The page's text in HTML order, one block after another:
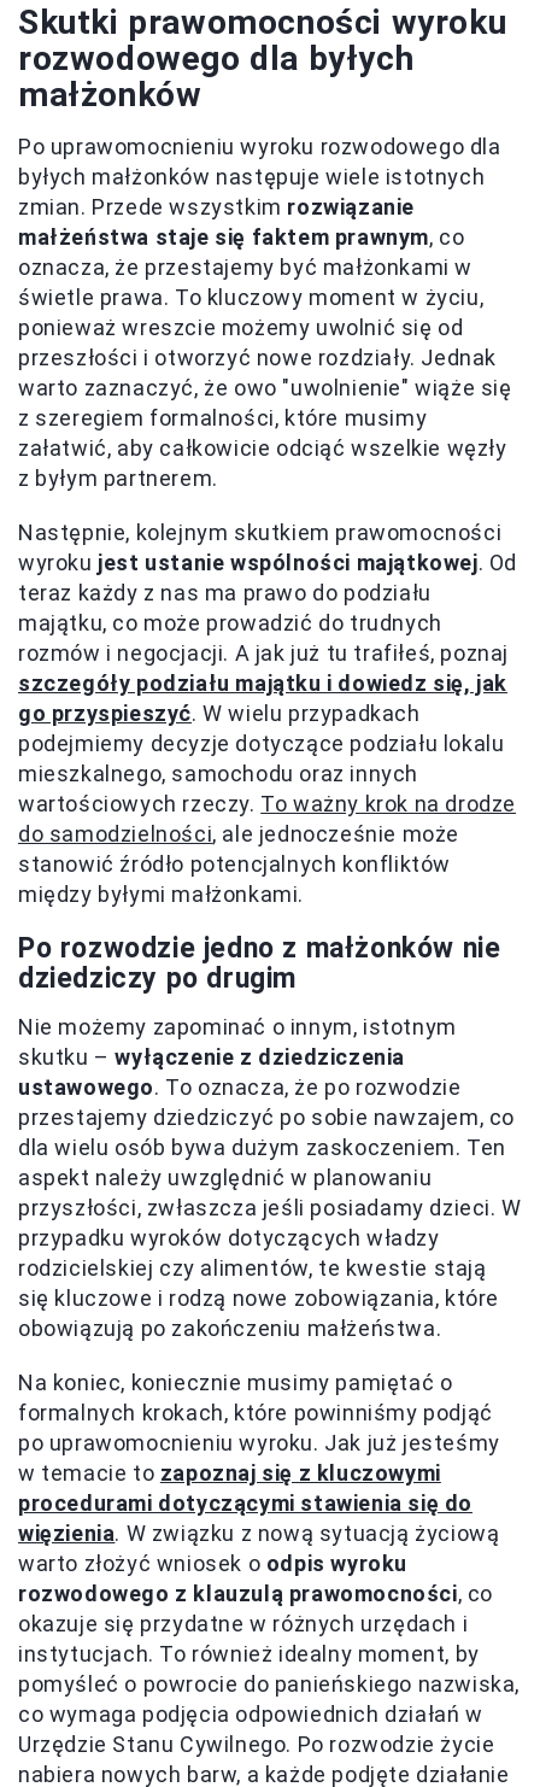
Skutki prawomocności wyroku
rozwodowego dla byłych
małżonków
Po uprawomocnieniu wyroku rozwodowego dla
byłych małżonków następuje wiele istotnych
zmian. Przede wszystkim rozwiązanie
małżeństwa staje się faktem prawnym, co
oznacza, że przestajemy być małżonkami w
świetle prawa. To kluczowy moment w życiu,
ponieważ wreszcie możemy uwolnić się od
przeszłości i otworzyć nowe rozdziały. Jednak
warto zaznaczyć, że owo "uwolnienie" wiąże się
z szeregiem formalności, które musimy
załatwić, aby całkowicie odciąć wszelkie węzły
z byłym partnerem.
Następnie, kolejnym skutkiem prawomocności
wyroku jest ustanie wspólności majątkowej. Od
teraz każdy z nas ma prawo do podziału
majątku, co może prowadzić do trudnych
rozmów i negocjacji. A jak już tu trafiłeś, poznaj
szczegóły podziału majątku i dowiedz się, jak
go przyspieszyć. W wielu przypadkach
podejmiemy decyzje dotyczące podziału lokalu
mieszkalnego, samochodu oraz innych
wartościowych rzeczy. To ważny krok na drodze
do samodzielności, ale jednocześnie może
stanowić źródło potencjalnych konfliktów
między byłymi małżonkami.
Po rozwodzie jedno z małżonków nie
dziedziczy po drugim
Nie możemy zapominać o innym, istotnym
skutku –wyłączenie z dziedziczenia
ustawowego. To oznacza, że po rozwodzie
przestajemy dziedziczyć po sobie nawzajem, co
dla wielu osób bywa dużym zaskoczeniem. Ten
aspekt należy uwzględnić w planowaniu
przyszłości, zwłaszcza jeśli posiadamy dzieci. W
przypadku wyroków dotyczących władzy
rodzicielskiej czy alimentów, te kwestie stają
się kluczowe i rodzą nowe zobowiązania, które
obowiązują po zakończeniu małżeństwa.
Na koniec, koniecznie musimy pamiętać o
formalnych krokach, które powinniśmy podjąć
po uprawomocnieniu wyroku. Jak już jesteśmy
w temacie to zapoznaj się z kluczowymi
procedurami dotyczącymi stawienia się do
więzienia. W związku z nową sytuacją życiową
warto złożyć wniosek o odpis wyroku
rozwodowego z klauzulą prawomocności, co
okazuje się przydatne w różnych urzędach i
instytucjach. To również idealny moment, by
pomyśleć o powrocie do panieńskiego nazwiska,
co wymaga podjęcia odpowiednich działań w
Urzędzie Stanu Cywilnego. Po rozwodzie życie
nabiera nowych barw, a każde podjęte działanie